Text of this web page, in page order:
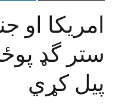
امريکا او
ستر گډ
پیل کړي